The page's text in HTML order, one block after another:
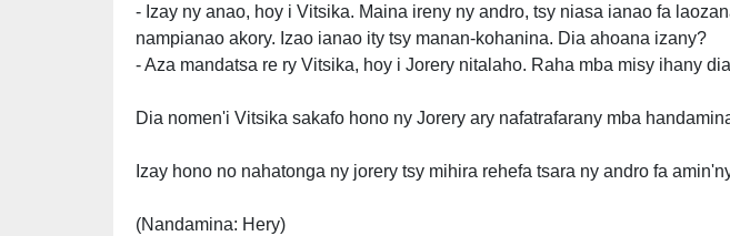
- Izay ny anao, hoy i Vitsika. Maina ireny ny andro, tsy niasa ianao fa
nampianao akory. Izao ianao ity tsy manan-kohanina. Dia ahoana izany?
- Aza mandatsa re ry Vitsika, hoy i Jorery nitalaho. Raha mba misy ihany
Dia nomen'i Vitsika sakafo hono ny Jorery ary nafatrafarany mba
Izay hono no nahatonga ny jorery tsy mihira rehefa tsara ny andro fa
(Nandamina: Hery)